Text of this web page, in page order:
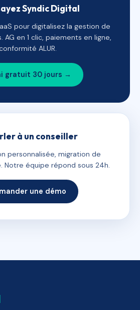
Syndic Digital
pour digitalisez la gestion de
en 1 clic, paiements en ligne,
ALUR.
gratuit 30 jours →
à un conseiller
personnalisée, migration de
Notre équipe répond sous 24h.
une démo